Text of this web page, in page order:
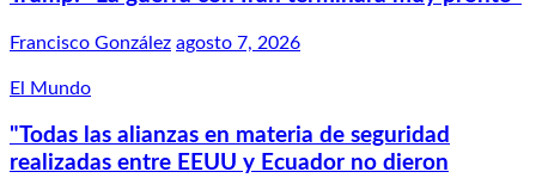
Francisco González agosto 7, 2026
El Mundo
"Todas las alianzas en materia de seguridad
realizadas entre EEUU y Ecuador no dieron